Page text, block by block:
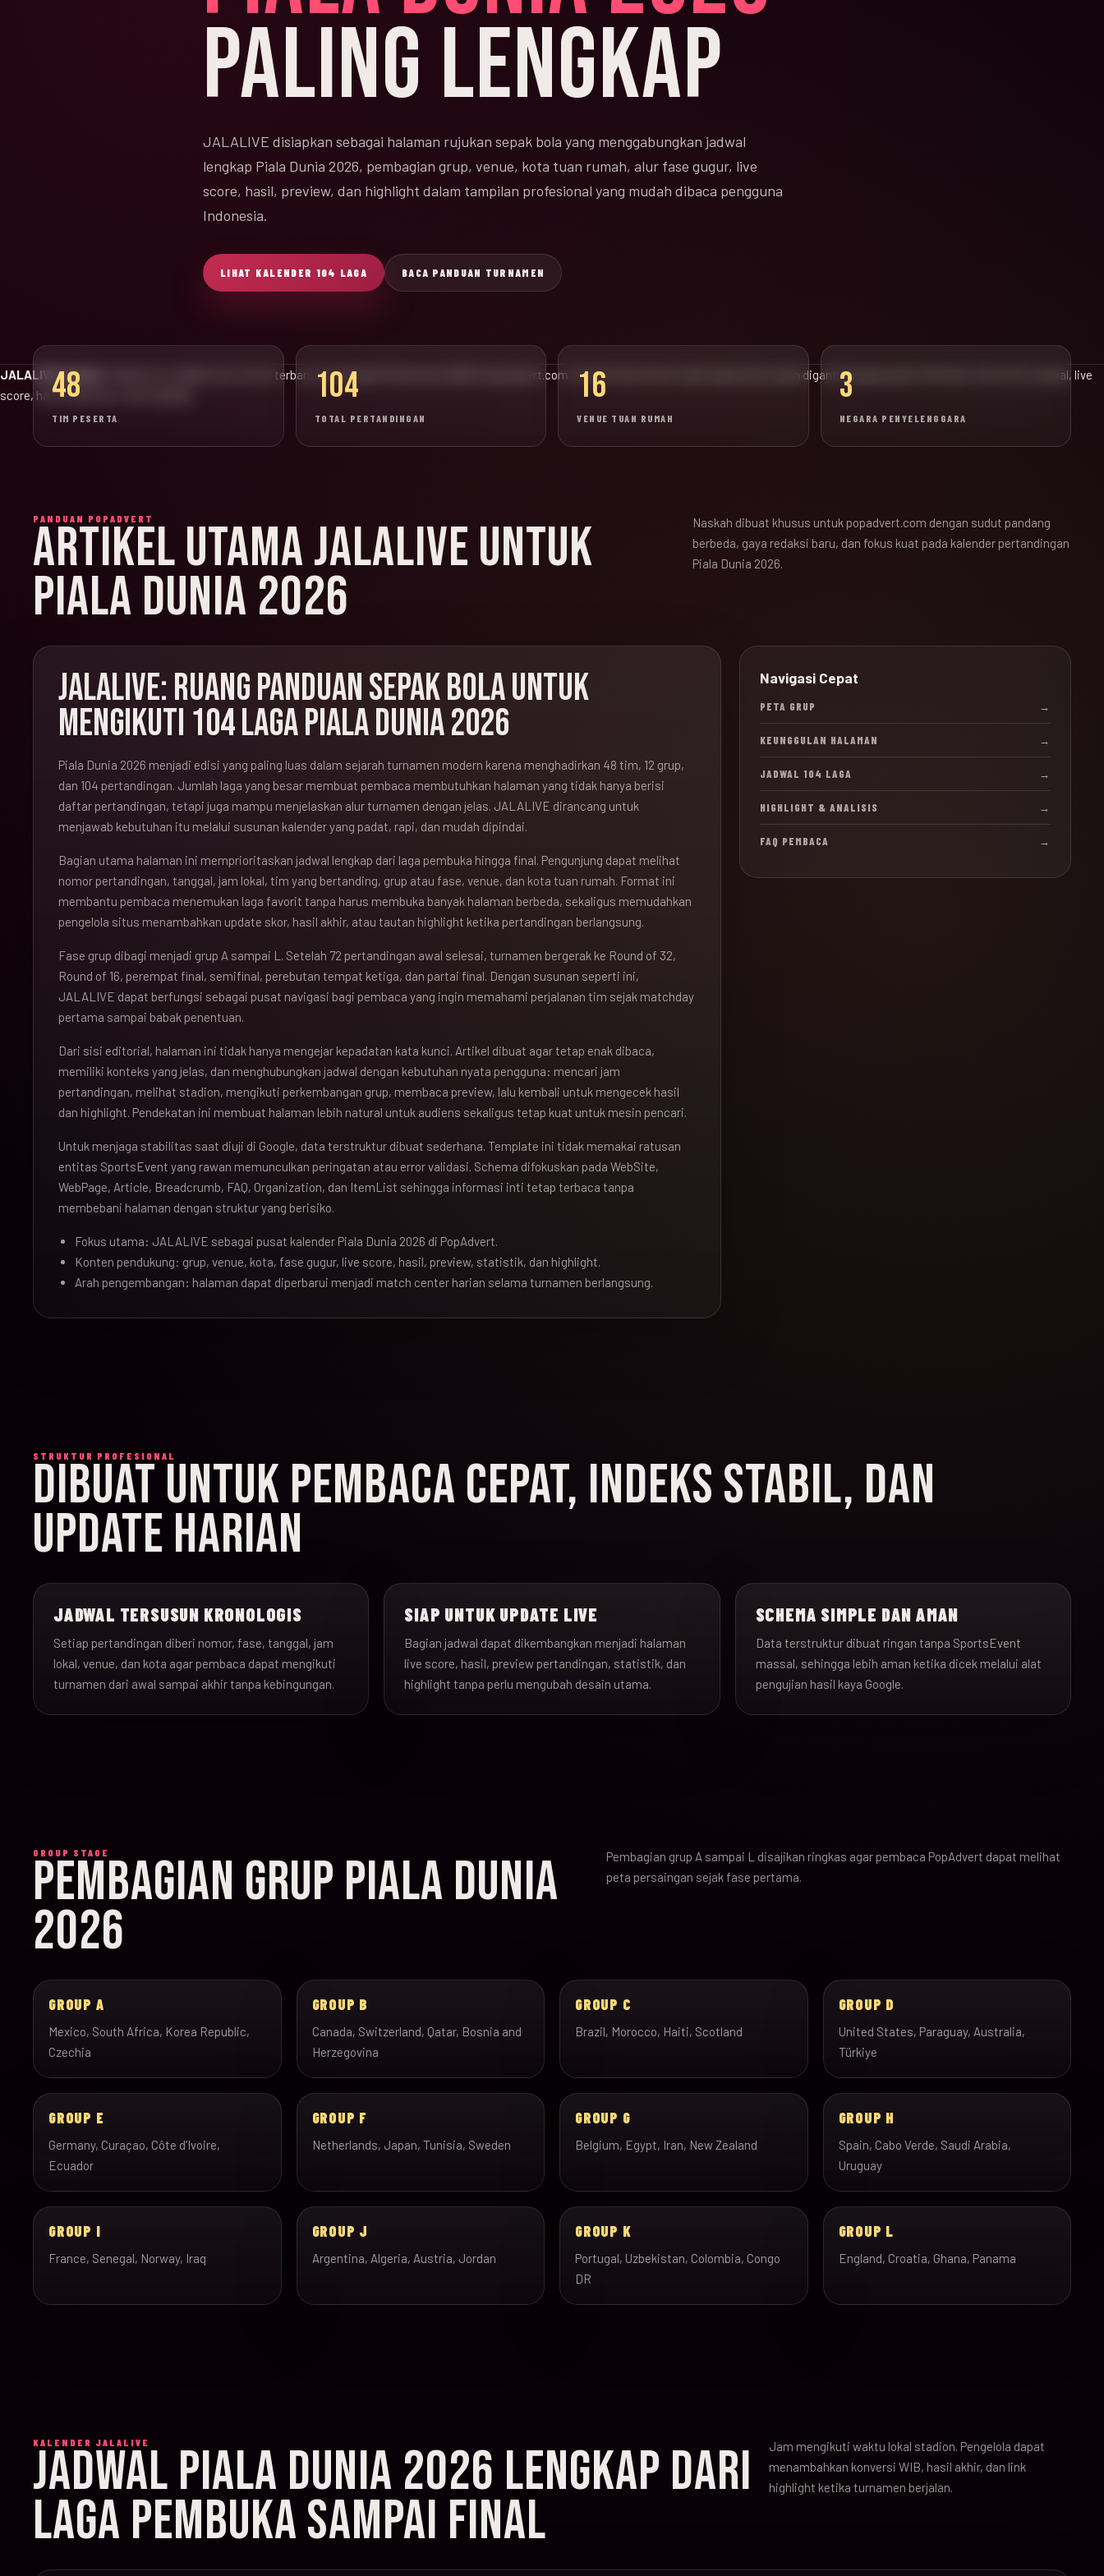
PALING LENGKAP
JALALIVE disiapkan sebagai halaman rujukan sepak bola yang menggabungkan jadwal
lengkap Piala Dunia 2026, pembagian grup, venue, kota tuan rumah, alur fase gugur, live
score, hasil, preview, dan highlight dalam tampilan profesional yang mudah dibaca pengguna
Indonesia.
LIHAT KALENDER 104 LAGA BACA PANDUAN TURNAMEN
JALALIVE Update:
halaman ini adalah versi resmi terbaru untuk jadwal Piala Dunia 2026 di popadvert.com. Konten lama di luar topik sepak bola sudah diganti dengan pusat informasi JALALIVE, jadwal, live
score, hasil, klasemen, dan highlight.
48
TIM PESERTA
104
TOTAL PERTANDINGAN
16
VENUE TUAN RUMAH
3
NEGARA PENYELENGGARA
PANDUAN POPADVERT
ARTIKEL UTAMA JALALIVE UNTUK
PIALA DUNIA 2026
Naskah dibuat khusus untuk popadvert.com dengan sudut pandang
berbeda, gaya redaksi baru, dan fokus kuat pada kalender pertandingan
Piala Dunia 2026.
JALALIVE: RUANG PANDUAN SEPAK BOLA UNTUK
MENGIKUTI 104 LAGA PIALA DUNIA 2026
Piala Dunia 2026 menjadi edisi yang paling luas dalam sejarah turnamen modern karena menghadirkan 48 tim, 12 grup,
dan 104 pertandingan. Jumlah laga yang besar membuat pembaca membutuhkan halaman yang tidak hanya berisi
daftar pertandingan, tetapi juga mampu menjelaskan alur turnamen dengan jelas. JALALIVE dirancang untuk
menjawab kebutuhan itu melalui susunan kalender yang padat, rapi, dan mudah dipindai.
Bagian utama halaman ini memprioritaskan jadwal lengkap dari laga pembuka hingga final. Pengunjung dapat melihat
nomor pertandingan, tanggal, jam lokal, tim yang bertanding, grup atau fase, venue, dan kota tuan rumah. Format ini
membantu pembaca menemukan laga favorit tanpa harus membuka banyak halaman berbeda, sekaligus memudahkan
pengelola situs menambahkan update skor, hasil akhir, atau tautan highlight ketika pertandingan berlangsung.
Fase grup dibagi menjadi grup A sampai L. Setelah 72 pertandingan awal selesai, turnamen bergerak ke Round of 32,
Round of 16, perempat final, semifinal, perebutan tempat ketiga, dan partai final. Dengan susunan seperti ini,
JALALIVE dapat berfungsi sebagai pusat navigasi bagi pembaca yang ingin memahami perjalanan tim sejak matchday
pertama sampai babak penentuan.
Dari sisi editorial, halaman ini tidak hanya mengejar kepadatan kata kunci. Artikel dibuat agar tetap enak dibaca,
memiliki konteks yang jelas, dan menghubungkan jadwal dengan kebutuhan nyata pengguna: mencari jam
pertandingan, melihat stadion, mengikuti perkembangan grup, membaca preview, lalu kembali untuk mengecek hasil
dan highlight. Pendekatan ini membuat halaman lebih natural untuk audiens sekaligus tetap kuat untuk mesin pencari.
Untuk menjaga stabilitas saat diuji di Google, data terstruktur dibuat sederhana. Template ini tidak memakai ratusan
entitas SportsEvent yang rawan memunculkan peringatan atau error validasi. Schema difokuskan pada WebSite,
WebPage, Article, Breadcrumb, FAQ, Organization, dan ItemList sehingga informasi inti tetap terbaca tanpa
membebani halaman dengan struktur yang berisiko.
Fokus utama: JALALIVE sebagai pusat kalender Piala Dunia 2026 di PopAdvert.
Konten pendukung: grup, venue, kota, fase gugur, live score, hasil, preview, statistik, dan highlight.
Arah pengembangan: halaman dapat diperbarui menjadi match center harian selama turnamen berlangsung.
Navigasi Cepat
PETA GRUP →
KEUNGGULAN HALAMAN →
JADWAL 104 LAGA →
HIGHLIGHT & ANALISIS →
FAQ PEMBACA →
STRUKTUR PROFESIONAL
DIBUAT UNTUK PEMBACA CEPAT, INDEKS STABIL, DAN
UPDATE HARIAN
JADWAL TERSUSUN KRONOLOGIS
Setiap pertandingan diberi nomor, fase, tanggal, jam
lokal, venue, dan kota agar pembaca dapat mengikuti
turnamen dari awal sampai akhir tanpa kebingungan.
SIAP UNTUK UPDATE LIVE
Bagian jadwal dapat dikembangkan menjadi halaman
live score, hasil, preview pertandingan, statistik, dan
highlight tanpa perlu mengubah desain utama.
SCHEMA SIMPLE DAN AMAN
Data terstruktur dibuat ringan tanpa SportsEvent
massal, sehingga lebih aman ketika dicek melalui alat
pengujian hasil kaya Google.
GROUP STAGE
PEMBAGIAN GRUP PIALA DUNIA
2026
Pembagian grup A sampai L disajikan ringkas agar pembaca PopAdvert dapat melihat
peta persaingan sejak fase pertama.
GROUP A
Mexico, South Africa, Korea Republic,
Czechia
GROUP B
Canada, Switzerland, Qatar, Bosnia and
Herzegovina
GROUP C
Brazil, Morocco, Haiti, Scotland
GROUP D
United States, Paraguay, Australia,
Türkiye
GROUP E
Germany, Curaçao, Côte d’Ivoire,
Ecuador
GROUP F
Netherlands, Japan, Tunisia, Sweden
GROUP G
Belgium, Egypt, Iran, New Zealand
GROUP H
Spain, Cabo Verde, Saudi Arabia,
Uruguay
GROUP I
France, Senegal, Norway, Iraq
GROUP J
Argentina, Algeria, Austria, Jordan
GROUP K
Portugal, Uzbekistan, Colombia, Congo
DR
GROUP L
England, Croatia, Ghana, Panama
KALENDER JALALIVE
JADWAL PIALA DUNIA 2026 LENGKAP DARI
LAGA PEMBUKA SAMPAI FINAL
Jam mengikuti waktu lokal stadion. Pengelola dapat
menambahkan konversi WIB, hasil akhir, dan link
highlight ketika turnamen berjalan.